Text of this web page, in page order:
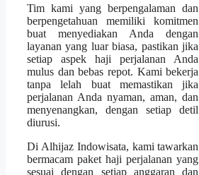
Tim kami yang berpengalaman dan
berpengetahuan memiliki komitmen
buat menyediakan Anda dengan
layanan yang luar biasa, pastikan jika
setiap aspek haji perjalanan Anda
mulus dan bebas repot. Kami bekerja
tanpa lelah buat memastikan jika
perjalanan Anda nyaman, aman, dan
menyenangkan, dengan setiap detil
diurusi.
Di Alhijaz Indowisata, kami tawarkan
bermacam paket haji perjalanan yang
sesuai dengan setiap anggaran dan